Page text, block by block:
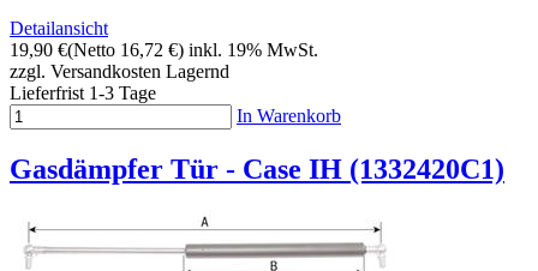
Detailansicht
19,90 €(Netto 16,72 €) inkl. 19% MwSt.
zzgl. Versandkosten Lagernd
Lieferfrist 1-3 Tage
In Warenkorb
Gasdämpfer Tür - Case IH (1332420C1)